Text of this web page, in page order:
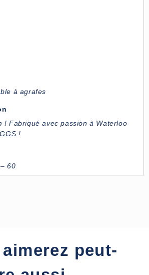
à agrafes
! Fabriqué avec passion à Waterloo
!
60
peut-